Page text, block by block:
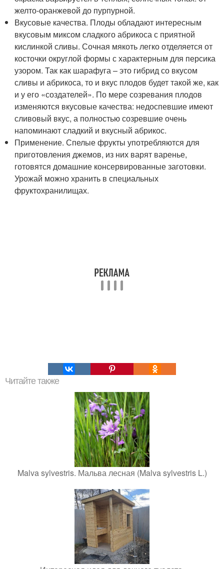
желто-оранжевой до пурпурной.
Вкусовые качества. Плоды обладают интересным
вкусовым миксом сладкого абрикоса с приятной
кислинкой сливы. Сочная мякоть легко отделяется от
косточки округлой формы с характерным для персика
узором. Так как шарафуга – это гибрид со вкусом
сливы и абрикоса, то и вкус плодов будет такой же, как
и у его «создателей». По мере созревания плодов
изменяются вкусовые качества: недоспевшие имеют
сливовый вкус, а полностью созревшие очень
напоминают сладкий и вкусный абрикос.
Применение. Спелые фрукты употребляются для
приготовления джемов, из них варят варенье,
готовятся домашние консервированные заготовки.
Урожай можно хранить в специальных
фруктохранилищах.
Читайте также
Malva sylvestris. Мальва лесная (Malva sylvestris L.)